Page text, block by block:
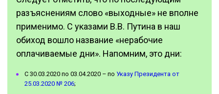
разъяснениям слово «выходные» не вполне
применимо. С указами В.В. Путина в наш
обиход вошло название «нерабочие
оплачиваемые дни». Напомним, это дни:
С 30.03.2020 по 03.04.2020 – по Указу Президента от
25.03.2020 № 206;